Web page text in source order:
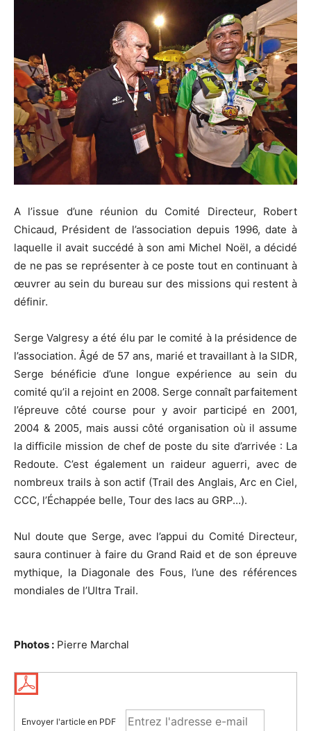
A l’issue d’une réunion du Comité Directeur, Robert
Chicaud, Président de l’association depuis 1996, date à
laquelle il avait succédé à son ami Michel Noël, a décidé
de ne pas se représenter à ce poste tout en continuant à
œuvrer au sein du bureau sur des missions qui restent à
définir.
Serge Valgresy a été élu par le comité à la présidence de
l’association. Âgé de 57 ans, marié et travaillant à la SIDR,
Serge bénéficie d’une longue expérience au sein du
comité qu’il a rejoint en 2008. Serge connaît parfaitement
l’épreuve côté course pour y avoir participé en 2001,
2004 & 2005, mais aussi côté organisation où il assume
la difficile mission de chef de poste du site d’arrivée : La
Redoute. C’est également un raideur aguerri, avec de
nombreux trails à son actif (Trail des Anglais, Arc en Ciel,
CCC, l’Échappée belle, Tour des lacs au GRP…).
Nul doute que Serge, avec l’appui du Comité Directeur,
saura continuer à faire du Grand Raid et de son épreuve
mythique, la Diagonale des Fous, l’une des références
mondiales de l’Ultra Trail.
Photos : Pierre Marchal
Envoyer l'article en PDF